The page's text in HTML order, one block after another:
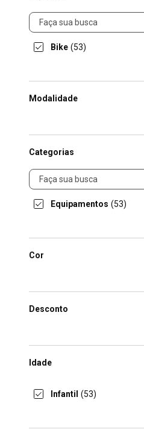
Esportes
Bike (53)
Modalidade
Categorias
Categorias
Equipamentos (53)
Cor
Desconto
Idade
Infantil (53)